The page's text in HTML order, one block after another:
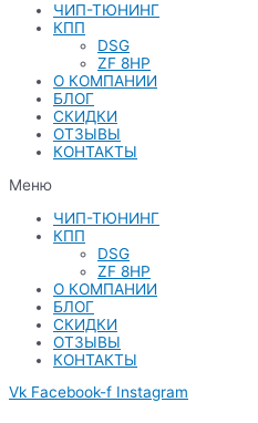
ЧИП-ТЮНИНГ
КПП
DSG
ZF 8HP
О КОМПАНИИ
БЛОГ
СКИДКИ
ОТЗЫВЫ
КОНТАКТЫ
Меню
ЧИП-ТЮНИНГ
КПП
DSG
ZF 8HP
О КОМПАНИИ
БЛОГ
СКИДКИ
ОТЗЫВЫ
КОНТАКТЫ
Vk Facebook-f Instagram